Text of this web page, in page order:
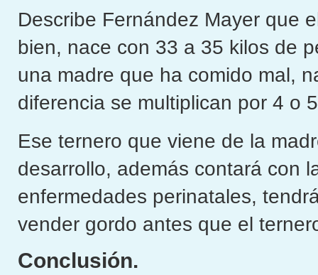
Describe Fernández Mayer que
bien, nace con 33 a 35 kilos de
una madre que ha comido mal,
diferencia se multiplican por 4 o
Ese ternero que viene de la
desarrollo, además contará con
enfermedades perinatales,
vender gordo antes que el
Conclusión.